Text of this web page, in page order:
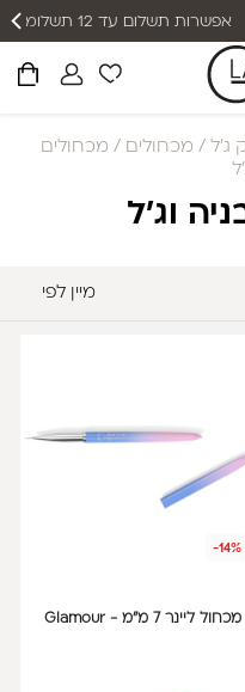
ג׳ל / מכחולים / מכחולים
וג'ל
מיין לפי
-14%
מכחול ליינר 7 מ"מ - Glamour